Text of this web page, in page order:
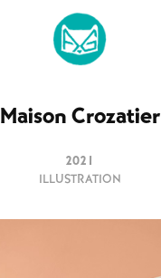
Maison Crozatier
2021
ILLUSTRATION